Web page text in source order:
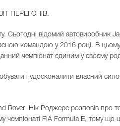
ПЕРЕГОНІВ.
Сьогодні відомий автовиробник
командою у 2016 році. В цьому
чемпіонат єдиним у своєму
і удосконалити власний
Rover Нік Роджерс розповів про
чемпіонаті FIA Formula E, тому що